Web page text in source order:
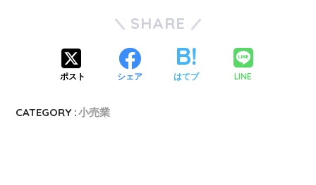
SHARE
ポスト シェア はてブ LINE
CATEGORY :小売業